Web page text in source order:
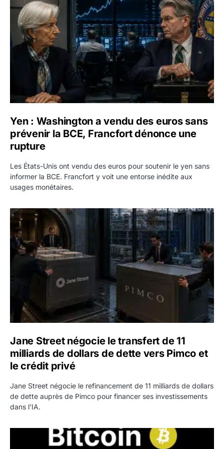
Yen : Washington a vendu des euros sans
prévenir la BCE, Francfort dénonce une
rupture
Les États-Unis ont vendu des euros pour soutenir le yen sans
informer la BCE. Francfort y voit une entorse inédite aux
usages monétaires.
Jane Street négocie le transfert de 11 milliards de
Jane Street négocie le transfert de 11
milliards de dollars de dette vers Pimco et
le crédit privé
Jane Street négocie le refinancement de 11 milliards de dollars
de dette auprès de Pimco pour financer ses investissements
dans l'IA.
Bitcoin stagne à 64 000 dollars pendant que les